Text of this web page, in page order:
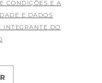
CONDIÇÕES E A
E DADOS
INTEGRANTE DO